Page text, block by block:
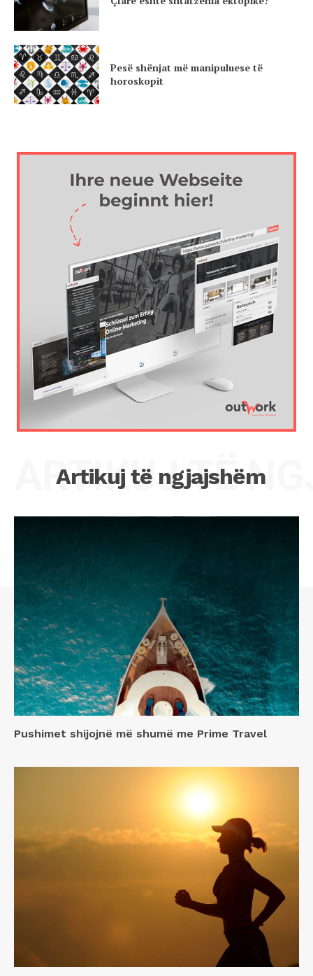
Pesë shënjat më manipuluese të
horoskopit
Artikuj të ngjajshëm
ARTIKUJ TË
Pushimet shijojnë më shumë me Prime Travel